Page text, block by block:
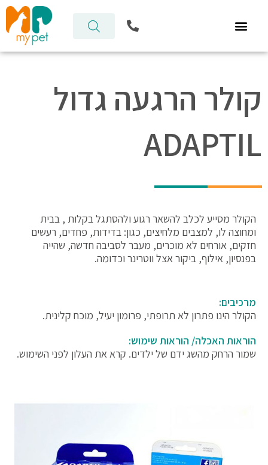
n
a
t
קולר הרגעה גדול
ADAPTIL
הקולר מסייע לכלב להשאר רגוע ולהסתגל בקלות , בבית
ומחוצה לו, למצבים מלחיצים, כגון: בדידות, פחדים, רעשים
חזקים, אורחים לא מוכרים, מעבר לסביבה חדשה, שהייה
בפנסיון, אילוף, ביקור אצל ווטרינר וכדומה.
מרכיבים:
הקולר הינו פתרון לא תרופתי, פרומון יעיל, מוכח קלינית.
הוראות האכלה/ הוראות שימוש:
שמור הרחק מהשג ידם של ילדים. קרא את העלון לפני השימוש.